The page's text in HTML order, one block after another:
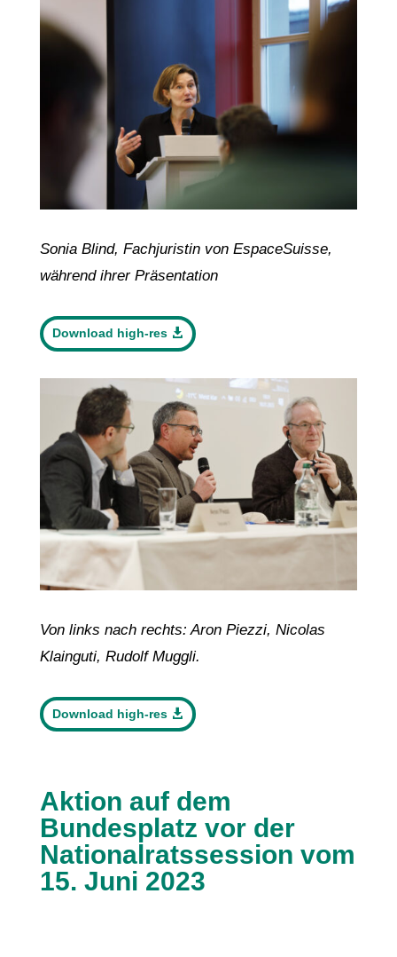
Sonia Blind, Fachjuristin von EspaceSuisse,
während ihrer Präsentation
Download high-res
Von links nach rechts: Aron Piezzi, Nicolas
Klainguti, Rudolf Muggli.
Download high-res
Aktion auf dem
Bundesplatz vor der
Nationalratssession vom
15. Juni 2023